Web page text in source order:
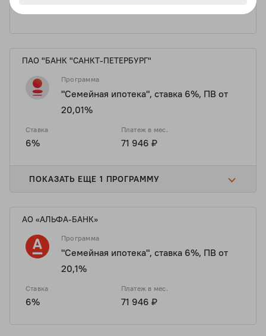
ПАО "БАНК "САНКТ-ПЕТЕРБУРГ"
Программа
"Семейная ипотека", ставка 6%, ПВ от
20,01%
Ставка
6%
Платеж в мес.
71 946 ₽
ПОКАЗАТЬ ЕЩЕ 1 ПРОГРАММУ
АО «АЛЬФА-БАНК»
Программа
"Семейная ипотека", ставка 6%, ПВ от
20,1%
Ставка
6%
Платеж в мес.
71 946 ₽